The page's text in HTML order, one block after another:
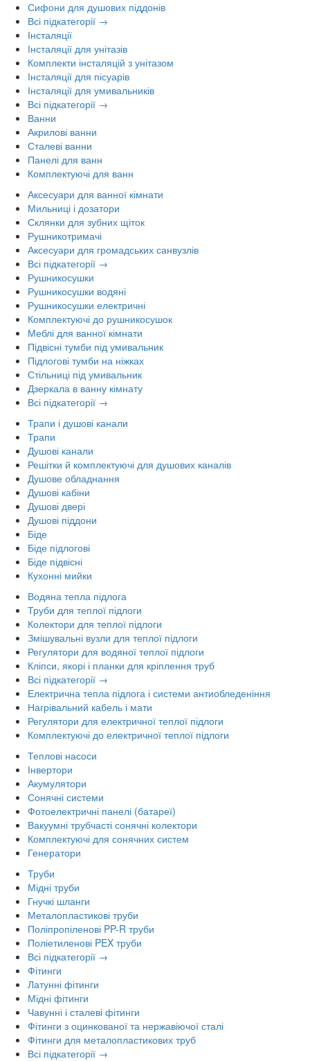
Сифони для душових піддонів
Всі підкатегорії →
Інсталяції
Інсталяції для унітазів
Комплекти інсталяцій з унітазом
Інсталяції для пісуарів
Інсталяції для умивальників
Всі підкатегорії →
Ванни
Акрилові ванни
Сталеві ванни
Панелі для ванн
Комплектуючі для ванн
Аксесуари для ванної кімнати
Мильниці і дозатори
Склянки для зубних щіток
Рушникотримачі
Аксесуари для громадських санвузлів
Всі підкатегорії →
Рушникосушки
Рушникосушки водяні
Рушникосушки електричні
Комплектуючі до рушникосушок
Меблі для ванної кімнати
Підвісні тумби під умивальник
Підлогові тумби на ніжках
Стільниці під умивальник
Дзеркала в ванну кімнату
Всі підкатегорії →
Трапи і душові канали
Трапи
Душові канали
Решітки й комплектуючі для душових каналів
Душове обладнання
Душові кабіни
Душові двері
Душові піддони
Біде
Біде підлогові
Біде підвісні
Кухонні мийки
Водяна тепла підлога
Труби для теплої підлоги
Колектори для теплої підлоги
Змішувальні вузли для теплої підлоги
Регулятори для водяної теплої підлоги
Кліпси, якорі і планки для кріплення труб
Всі підкатегорії →
Електрична тепла підлога і системи антиобледеніння
Нагрівальний кабель і мати
Регулятори для електричної теплої підлоги
Комплектуючі до електричної теплої підлоги
Теплові насоси
Інвертори
Акумулятори
Сонячні системи
Фотоелектричні панелі (батареї)
Вакуумні трубчасті сонячні колектори
Комплектуючі для сонячних систем
Генератори
Труби
Мідні труби
Гнучкі шланги
Металопластикові труби
Поліпропіленові PP-R труби
Поліетиленові PEX труби
Всі підкатегорії →
Фітинги
Латунні фітинги
Мідні фітинги
Чавунні і сталеві фітинги
Фітинги з оцинкованої та нержавіючої сталі
Фітинги для металопластикових труб
Всі підкатегорії →